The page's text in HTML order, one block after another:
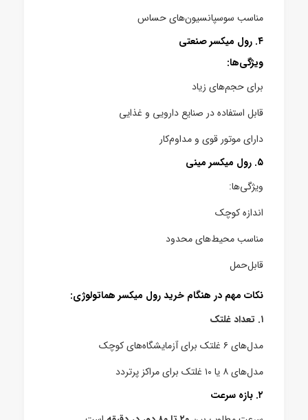
مناسب سوسپانسیون‌های حساس
۴. رول میکسر صنعتی
ویژگی‌ها:
برای حجم‌های زیاد
قابل استفاده در صنایع دارویی و غذایی
دارای موتور قوی و مداوم‌کار
۵. رول میکسر مینی
ویژگی‌ها:
اندازه کوچک
مناسب محیط‌های محدود
قابل‌حمل
نکات مهم در هنگام خرید رول میکسر هماتولوژی:
۱. تعداد غلتک
مدل‌های ۶ غلتک برای آزمایشگاه‌های کوچک
مدل‌های ۸ یا ۱۰ غلتک برای مراکز پرتردد
۲. بازه سرعت